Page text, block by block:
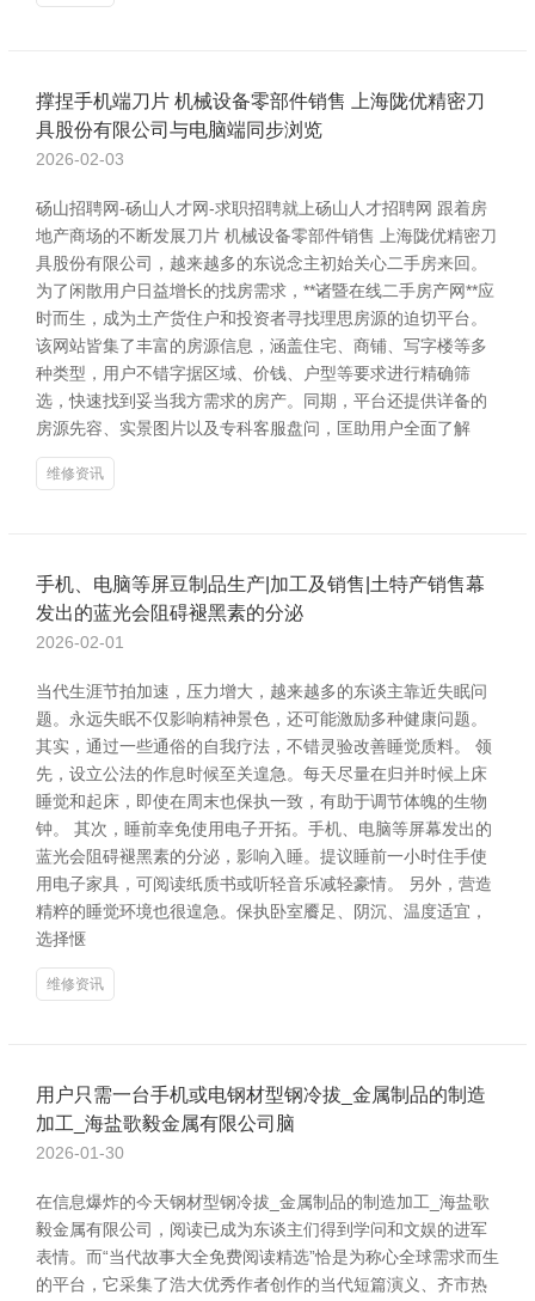
撑捏手机端刀片 机械设备零部件销售 上海陇优精密刀
具股份有限公司与电脑端同步浏览
2026-02-03
砀山招聘网-砀山人才网-求职招聘就上砀山人才招聘网 跟着房
地产商场的不断发展刀片 机械设备零部件销售 上海陇优精密刀
具股份有限公司，越来越多的东说念主初始关心二手房来回。
为了闲散用户日益增长的找房需求，**诸暨在线二手房产网**应
时而生，成为土产货住户和投资者寻找理思房源的迫切平台。
该网站皆集了丰富的房源信息，涵盖住宅、商铺、写字楼等多
种类型，用户不错字据区域、价钱、户型等要求进行精确筛
选，快速找到妥当我方需求的房产。同期，平台还提供详备的
房源先容、实景图片以及专科客服盘问，匡助用户全面了解
维修资讯
手机、电脑等屏豆制品生产|加工及销售|土特产销售幕
发出的蓝光会阻碍褪黑素的分泌
2026-02-01
当代生涯节拍加速，压力增大，越来越多的东谈主靠近失眠问
题。永远失眠不仅影响精神景色，还可能激励多种健康问题。
其实，通过一些通俗的自我疗法，不错灵验改善睡觉质料。 领
先，设立公法的作息时候至关遑急。每天尽量在归并时候上床
睡觉和起床，即使在周末也保执一致，有助于调节体魄的生物
钟。 其次，睡前幸免使用电子开拓。手机、电脑等屏幕发出的
蓝光会阻碍褪黑素的分泌，影响入睡。提议睡前一小时住手使
用电子家具，可阅读纸质书或听轻音乐减轻豪情。 另外，营造
精粹的睡觉环境也很遑急。保执卧室餍足、阴沉、温度适宜，
选择惬
维修资讯
用户只需一台手机或电钢材型钢冷拔_金属制品的制造
加工_海盐歌毅金属有限公司脑
2026-01-30
在信息爆炸的今天钢材型钢冷拔_金属制品的制造加工_海盐歌
毅金属有限公司，阅读已成为东谈主们得到学问和文娱的进军
表情。而“当代故事大全免费阅读精选”恰是为称心全球需求而生
的平台，它采集了浩大优秀作者创作的当代短篇演义、齐市热